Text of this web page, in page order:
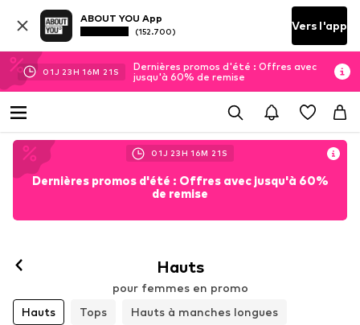
ABOUT YOU App
(152.700) Vers l'app
01J 23H 16M 21 S
Dernières promos d'été : Offres avec
jusqu'à 60% de remise
01J 23H 16M 21 S
Dernières promos d'été : Offres avec jusqu'à 60%
de remise
Hauts
pour femmes en promo
Hauts
Tops Hauts à manches longues